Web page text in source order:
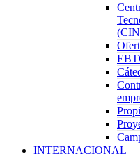
INTERNACIONAL